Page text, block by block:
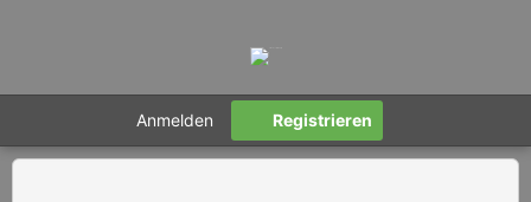
Anmelden Registrieren